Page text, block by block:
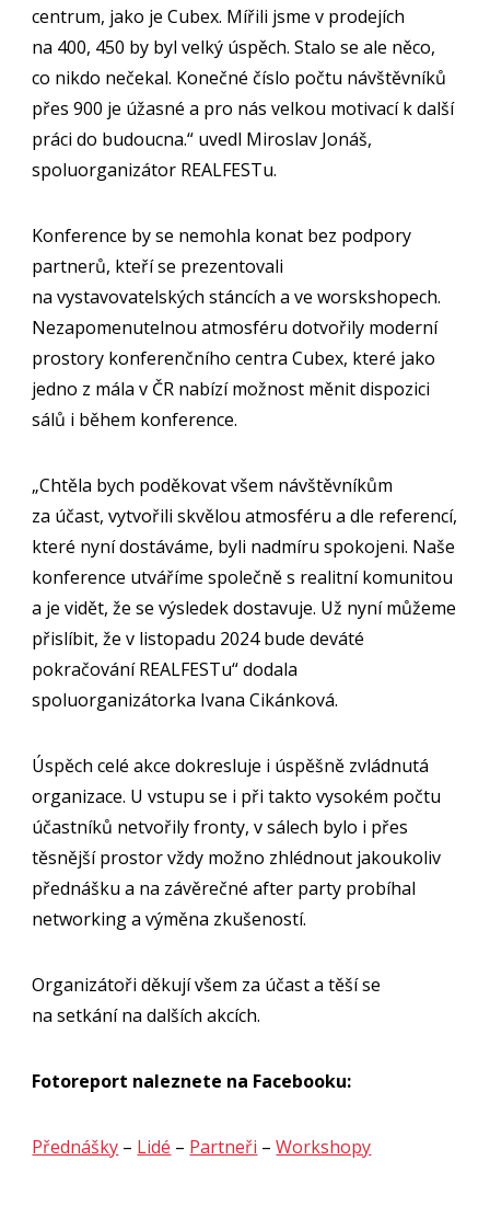
centrum, jako je Cubex. Mířili jsme v prodejích
na 400, 450 by byl velký úspěch. Stalo se ale něco,
co nikdo nečekal. Konečné číslo počtu návštěvníků
přes 900 je úžasné a pro nás velkou motivací k další
práci do budoucna.“ uvedl Miroslav Jonáš,
spoluorganizátor REALFESTu.
Konference by se nemohla konat bez podpory
partnerů, kteří se prezentovali
na vystavovatelských stáncích a ve worskshopech.
Nezapomenutelnou atmosféru dotvořily moderní
prostory konferenčního centra Cubex, které jako
jedno z mála v ČR nabízí možnost měnit dispozici
sálů i během konference.
„Chtěla bych poděkovat všem návštěvníkům
za účast, vytvořili skvělou atmosféru a dle referencí,
které nyní dostáváme, byli nadmíru spokojeni. Naše
konference utváříme společně s realitní komunitou
a je vidět, že se výsledek dostavuje. Už nyní můžeme
přislíbit, že v listopadu 2024 bude deváté
pokračování REALFESTu“ dodala
spoluorganizátorka Ivana Cikánková.
Úspěch celé akce dokresluje i úspěšně zvládnutá
organizace. U vstupu se i při takto vysokém počtu
účastníků netvořily fronty, v sálech bylo i přes
těsnější prostor vždy možno zhlédnout jakoukoliv
přednášku a na závěrečné after party probíhal
networking a výměna zkušeností.
Organizátoři děkují všem za účast a těší se
na setkání na dalších akcích.
Fotoreport naleznete na Facebooku:
Přednášky – Lidé – Partneři –Workshopy